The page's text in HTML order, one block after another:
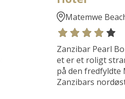
Matemwe
Zanzibar Pearl
et er et roligt
på den fredfyldte
Zanzibars